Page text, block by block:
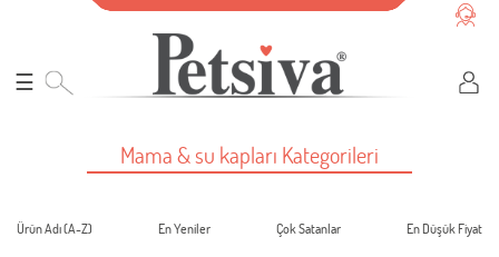
☰
Mama & su kapları Kategorileri
Ürün Adı (A-Z) En Yeniler Çok Satanlar En Düşük Fiyat